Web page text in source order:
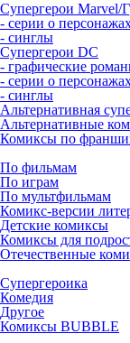
Супергерои Marvel/
- серии о
- синглы
Супергерои DC
- графические
- серии о
- синглы
Альтернативная
Альтернативные
Комиксы по
По фильмам
По играм
По мультфильмам
Комикс-версии
Детские комиксы
Комиксы для
Отечественные
Супергероика
Комедия
Другое
Комиксы BUBBLE